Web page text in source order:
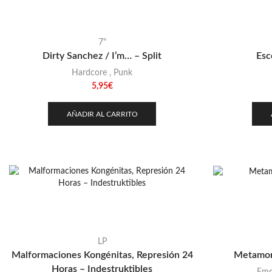
7"
Dirty Sanchez / I’m… – Split
Hardcore , Punk
5,95€
AÑADIR AL CARRITO
LP
Malformaciones Kongénitas, Represión 24
Horas – Indestruktibles